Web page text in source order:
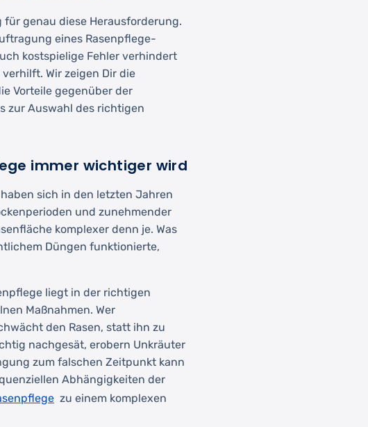
genau diese Herausforderung.
eines Rasenpflege-
kostspielige Fehler verhindert
Wir zeigen Dir die
Vorteile gegenüber der
zur Auswahl des richtigen
immer wichtiger wird
sich in den letzten Jahren
und zunehmender
komplexer denn je. Was
Düngen funktionierte,
liegt in der richtigen
Maßnahmen. Wer
den Rasen, statt ihn zu
nachgesät, erobern Unkräuter
zum falschen Zeitpunkt kann
Abhängigkeiten der
zu einem komplexen